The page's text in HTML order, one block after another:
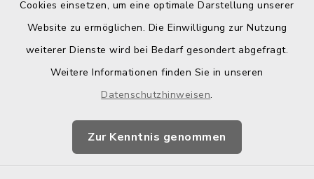
Cookies einsetzen, um eine optimale Darstellung unserer
Website zu ermöglichen. Die Einwilligung zur Nutzung
weiterer Dienste wird bei Bedarf gesondert abgefragt.
Weitere Informationen finden Sie in unseren
Datenschutzhinweisen.
Zur Kenntnis genommen
Impressum
Hotspot-Nutzung
Sitemap
Cookie-Einstellungen